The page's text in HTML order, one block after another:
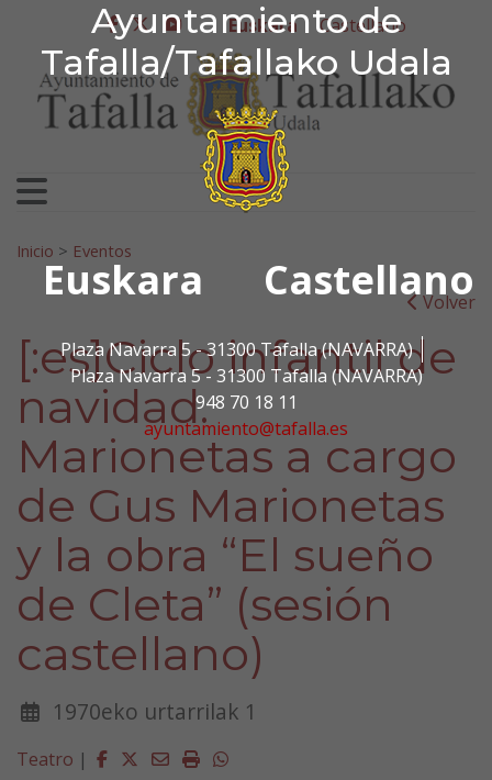
Ayuntamiento de
Tafalla/Tafallako Udala
Euskara Castellano
Plaza Navarra 5 - 31300 Tafalla (NAVARRA)
Plaza Navarra 5 - 31300 Tafalla (NAVARRA)
948 70 18 11
ayuntamiento@tafalla.es
Ir al contenido
Ayuntamiento de
facebook
twitter
youtube
Euskara Castellano
Bilatu:
Inicio > Eventos
Volver
[:es]Ciclo infantil de
navidad.
Marionetas a cargo
de Gus Marionetas
y la obra “El sueño
de Cleta” (sesión
castellano)
1970eko urtarrilak 1
Teatro | Facebook
Twitter
EmailImprimirWhatsapp